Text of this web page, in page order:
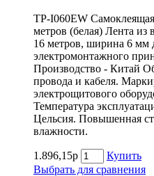
TP-I060EW
метров (белая) Лента
16 метров, ширина 6 мм
электромонтажного
Производство - Китай
провода и кабеля.
электрощитового
Температура
Цельсия. Повышенная
влажности.
1.896,15р
Купить
Выбрать для сравнения